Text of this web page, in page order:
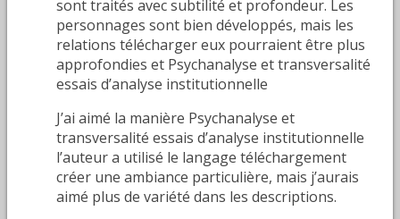
sont traités avec subtilité et profondeur. Les
personnages sont bien développés, mais les
relations télécharger eux pourraient être plus
approfondies et Psychanalyse et transversalité
essais d’analyse institutionnelle
J’ai aimé la manière Psychanalyse et
transversalité essais d’analyse institutionnelle
l’auteur a utilisé le langage téléchargement
créer une ambiance particulière, mais j’aurais
aimé plus de variété dans les descriptions.